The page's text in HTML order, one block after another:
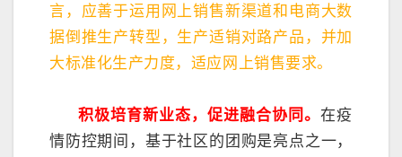
言，应善于运用网上销售新渠道和电商大数
据倒推生产转型，生产适销对路产品，并加
大标准化生产力度，适应网上销售要求。
积极培育新业态，促进融合协同。在疫
情防控期间，基于社区的团购是亮点之一，